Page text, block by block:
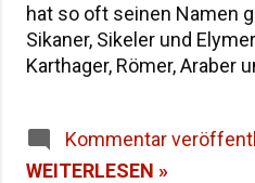
hat so oft seinen Namen
Sikaner, Sikeler und
Karthager, Römer, Araber
fragst, warum die Insel
wie sie in der Antike
Kommentar
WEITERLESEN »